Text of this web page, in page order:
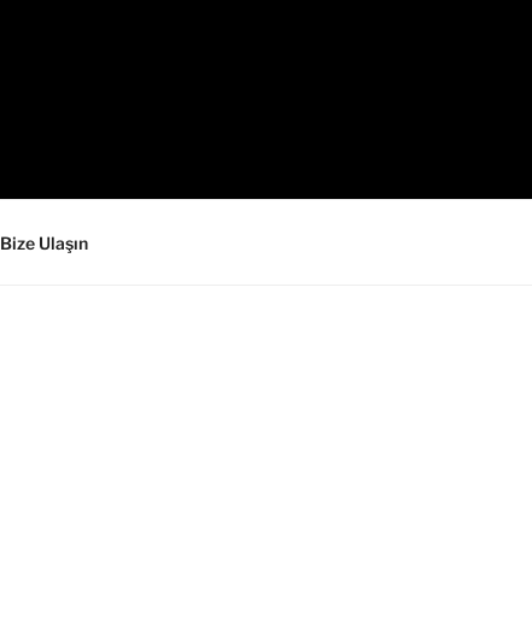
Bize Ulaşın